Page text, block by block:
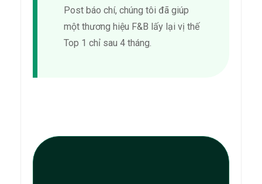
Post báo chí, chúng tôi đã giúp
một thương hiệu F&B lấy lại vị thế
Top 1 chỉ sau 4 tháng.